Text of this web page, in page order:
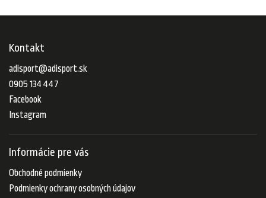
Kontakt
adisport@adisport.sk
0905 134 447
Facebook
Instagram
Informácie pre vás
Obchodné podmienky
Podmienky ochrany osobných údajov